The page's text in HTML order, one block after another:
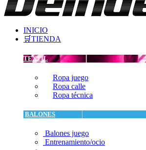
INICIO
🛒TIENDA
TEXTIL
Ropa juego
Ropa calle
Ropa técnica
BALONES
Balones juego
Entrenamiento/ocio